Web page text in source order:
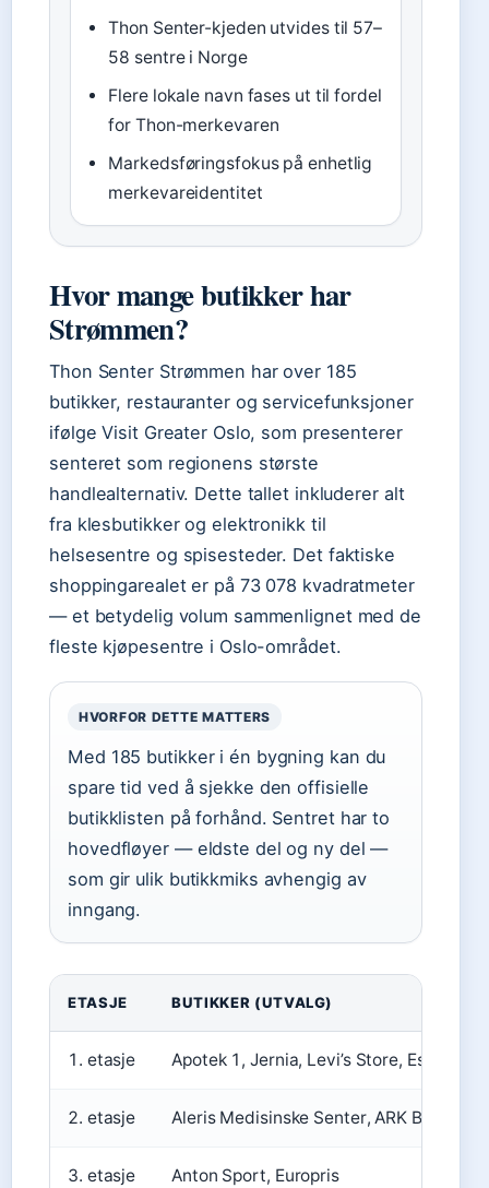
Thon Senter-kjeden utvides til 57–
58 sentre i Norge
Flere lokale navn fases ut til fordel
for Thon-merkevaren
Markedsføringsfokus på enhetlig
merkevareidentitet
Hvor mange butikker har
Strømmen?
Thon Senter Strømmen har over 185
butikker, restauranter og servicefunksjoner
ifølge Visit Greater Oslo, som presenterer
senteret som regionens største
handlealternativ. Dette tallet inkluderer alt
fra klesbutikker og elektronikk til
helsesentre og spisesteder. Det faktiske
shoppingarealet er på 73 078 kvadratmeter
— et betydelig volum sammenlignet med de
fleste kjøpesentre i Oslo-området.
HVORFOR DETTE MATTERS
Med 185 butikker i én bygning kan du
spare tid ved å sjekke den offisielle
butikklisten på forhånd. Sentret har to
hovedfløyer — eldste del og ny del —
som gir ulik butikkmiks avhengig av
inngang.
ETASJE BUTIKKER (UTVALG)
1. etasje Apotek 1, Jernia, Levi’s Store, Espresso
2. etasje Aleris Medisinske Senter, ARK
3. etasje Anton Sport, Europris